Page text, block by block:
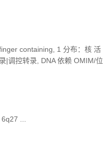
containing, 1 分布：核 活
|调控转录, DNA 依赖 OMIM/位
...